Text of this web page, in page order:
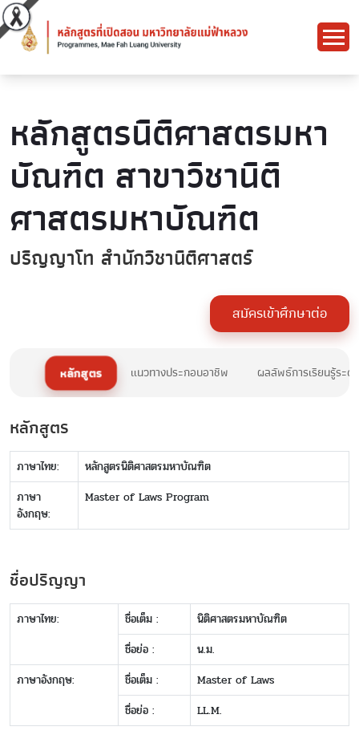
หลักสูตรนิติศาสตรมหา
บัณฑิต สาขาวิชานิติ
ศาสตรมหาบัณฑิต
ปริญญาโท สำนักวิชานิติศาสตร์
สมัครเข้าศึกษาต่อ
หลักสูตร แนวทางประกอบอาชีพ ผลลัพธ์การเรียนรู้ระ
หลักสูตร
ภาษาไทย:
หลักสูตรนิติศาสตรมหาบัณฑิต
ภาษา
อังกฤษ:
Master of Laws Program
ชื่อปริญญา
ภาษาไทย: ชื่อเต็ม :
นิติศาสตรมหาบัณฑิต
ชื่อย่อ :
น.ม.
ภาษาอังกฤษ:
ชื่อเต็ม :
Master of Laws
ชื่อย่อ :
LL.M.